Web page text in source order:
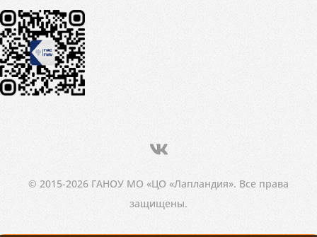
© 2015-2026 ГАНОУ МО «ЦО «Лапландия». Все права
защищены.